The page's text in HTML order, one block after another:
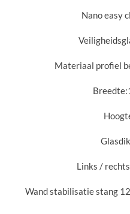
Nano easy
Materiaal profiel
Links /
Wand stabilisatie stang